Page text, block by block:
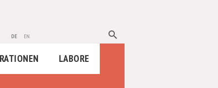
de en search
LABORE